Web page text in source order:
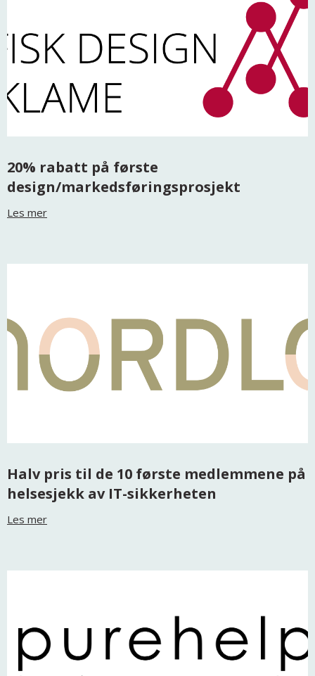
20% rabatt på første
design/markedsføringsprosjekt
Les mer
Halv pris til de 10 første medlemmene på
helsesjekk av IT-sikkerheten
Les mer